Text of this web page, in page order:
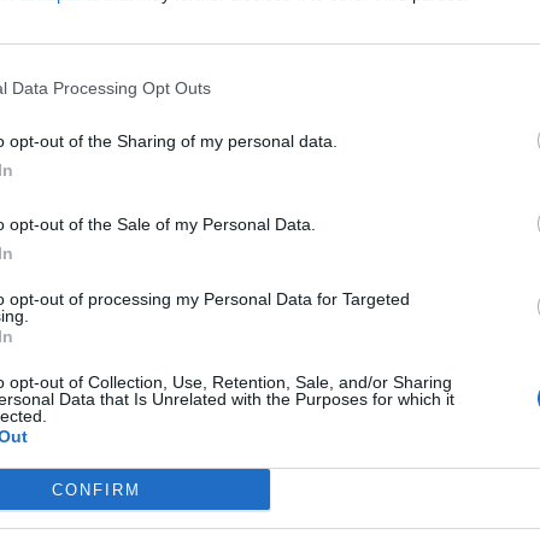
Data Processing Opt Outs
opt-out of the Sharing of my personal data.
opt-out of the Sale of my Personal Data.
opt-out of processing my Personal Data for Targeted
opt-out of Collection, Use, Retention, Sale, and/or Sharing
Data that Is Unrelated with the Purposes for which it
CONFIRM
медиуми шпекулираа дека Цоневски си
полиција потврди дека тој со неговиот
дадени материјалите од обвинението и
дека против него е покренато обвинение за
не и за убиство, бидејќи кучето било
предизвика жестоки реакции и протести кај
во Бугарија го прогласи за виновен,
од една до пет години. Додека трае
место во Военомедицинската академија